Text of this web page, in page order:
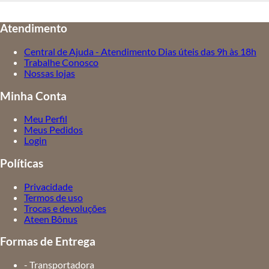
Atendimento
Central de Ajuda - Atendimento Dias úteis das 9h às 18h
Trabalhe Conosco
Nossas lojas
Minha Conta
Meu Perfil
Meus Pedidos
Login
Políticas
Privacidade
Termos de uso
Trocas e devoluções
Ateen Bônus
Formas de Entrega
- Transportadora